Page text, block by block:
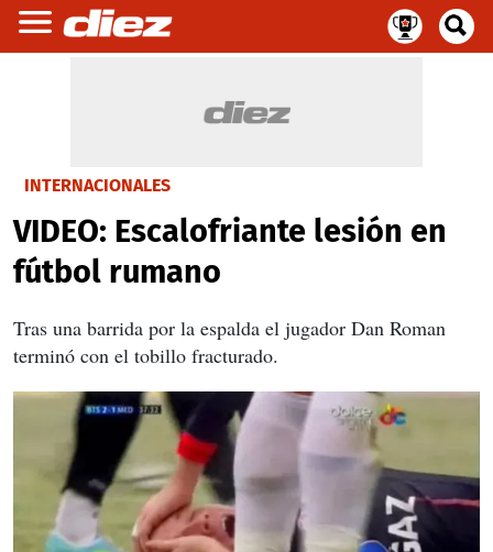
INTERNACIONALES
VIDEO: Escalofriante lesión en
fútbol rumano
Tras una barrida por la espalda el jugador Dan Roman
terminó con el tobillo fracturado.